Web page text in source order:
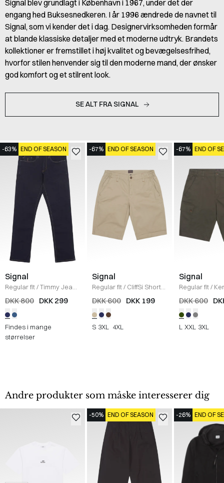
Signal blev grundlagt i København i 1967, under det der
engang hed Buksesnedkeren. I år 1996 ændrede de navnet til
Signal, som vi kender det i dag. Designervirksomheden formår
at blande klassiske detaljer med et moderne udtryk. Brandets
kollektioner er fremstillet i høj kvalitet og bevægelsesfrihed,
hvorfor stilen henvender sig til den moderne mand, der ønsker
god komfort og et stilrent look.
SE ALT FRA SIGNAL
-63% END OF SEASON
Signal
Regular fit/Timmy Jeans
/NAVY
DKK 800 DKK 299
Findes i mange
størrelser
-67% END OF SEASON
Signal
Regular fit/ CliffSi Shorts
/SAND
DKK 600 DKK 199
S 3XL 4XL
-67% END OF
Signal
Regular fit/
/ARMY
DKK 600
L XXL 3XL
Andre produkter som måske interesserer dig
-50% END OF SEASON -26% END OF